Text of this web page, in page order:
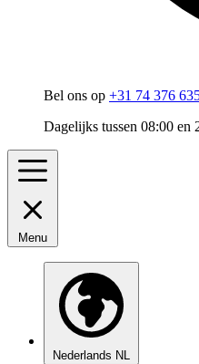
Bel ons op +31 74 376
Dagelijks tussen 08:00 en
Menu
Nederlands NL